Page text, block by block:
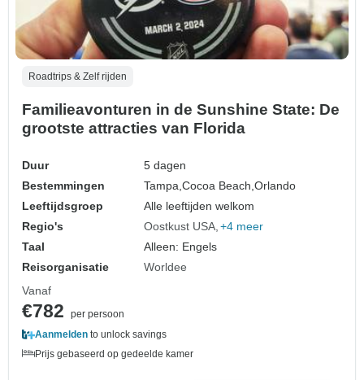
Roadtrips & Zelf rijden
Familieavonturen in de Sunshine State: De
grootste attracties van Florida
Duur
5 dagen
Bestemmingen
Tampa,Cocoa Beach,Orlando
Leeftijdsgroep
Alle leeftijden welkom
Regio's
Oostkust USA +4 meer
Taal
Alleen: Engels
Reisorganisatie
Worldee
Vanaf
€782
per persoon
Aanmelden to unlock savings
Prijs gebaseerd op gedeelde kamer